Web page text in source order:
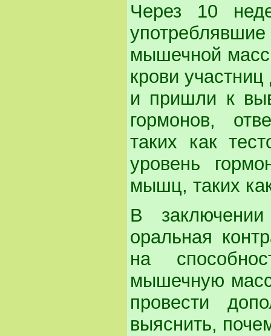
Через 10
мышечной
крови
и пришли к
гормонов,
таких как
уровень
мышц, таких
В
оральная
на
мышечную
провести
выяснить,